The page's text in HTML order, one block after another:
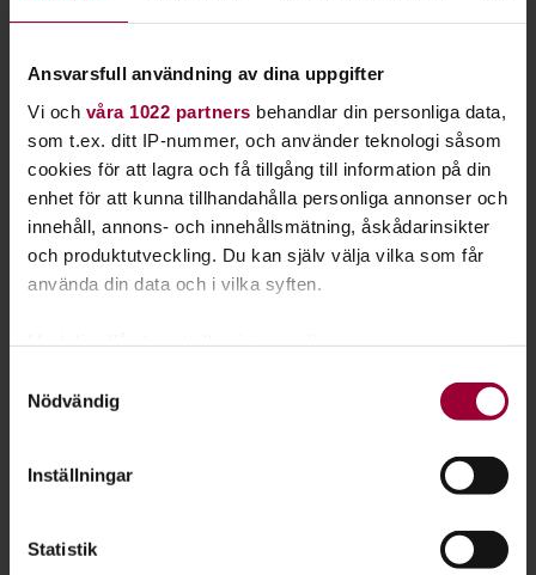
Ansvarsfull användning av dina uppgifter
Vi och våra 1022 partners behandlar din personliga data,
som t.ex. ditt IP-nummer, och använder teknologi såsom
cookies för att lagra och få tillgång till information på din
enhet för att kunna tillhandahålla personliga annonser och
innehåll, annons- och innehållsmätning, åskådarinsikter
och produktutveckling. Du kan själv välja vilka som får
använda din data och i vilka syften.
som kan ha en noggrannhet på upp till flera meter
Du kan ändra eller dra tillbaka ditt samtycke när som
Nödvändig
Inställningar
Statistik
Kontakt
Folkbildningsutvecklare Natur, Miljö & Kultur
070-883 16 42
Läs mer